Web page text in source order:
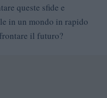
queste sfide e
in un mondo in rapido
il futuro?